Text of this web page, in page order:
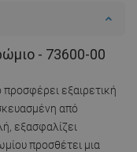
- 73600-00
εξαιρετική
από
εξασφαλίζει
προσθέτει μια